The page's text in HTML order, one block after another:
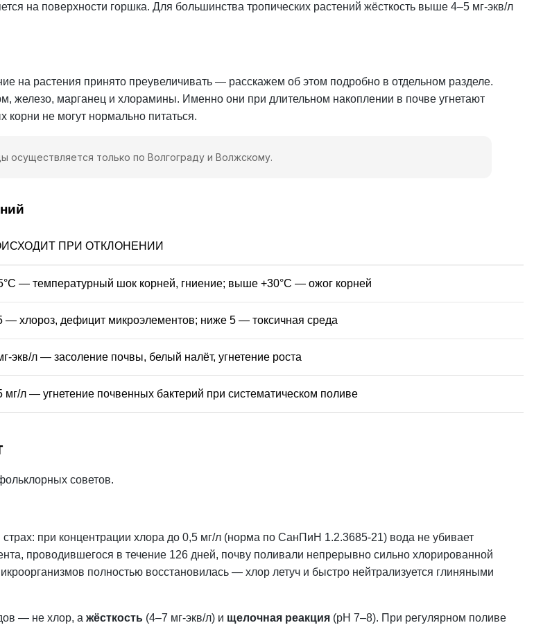
на поверхности горшка. Для большинства тропических растений жёсткость выше 4–5 мг-экв/л
на растения принято преувеличивать — расскажем об этом подробно в отдельном разделе.
железо, марганец и хлорамины. Именно они при длительном накоплении в почве угнетают
не могут нормально питаться.
осуществляется только по Волгограду и Волжскому.
ПРИ ОТКЛОНЕНИИ
— температурный шок корней, гниение; выше +30°C — ожог корней
хлороз, дефицит микроэлементов; ниже 5 — токсичная среда
экв/л — засоление почвы, белый налёт, угнетение роста
л — угнетение почвенных бактерий при систематическом поливе
советов.
при концентрации хлора до 0,5 мг/л (норма по СанПиН 1.2.3685-21) вода не убивает
проводившегося в течение 126 дней, почву поливали непрерывно сильно хлорированной
полностью восстановилась — хлор летуч и быстро нейтрализуется глиняными
— не хлор, а жёсткость (4–7 мг-экв/л) и щелочная реакция (pH 7–8). При регулярном поливе